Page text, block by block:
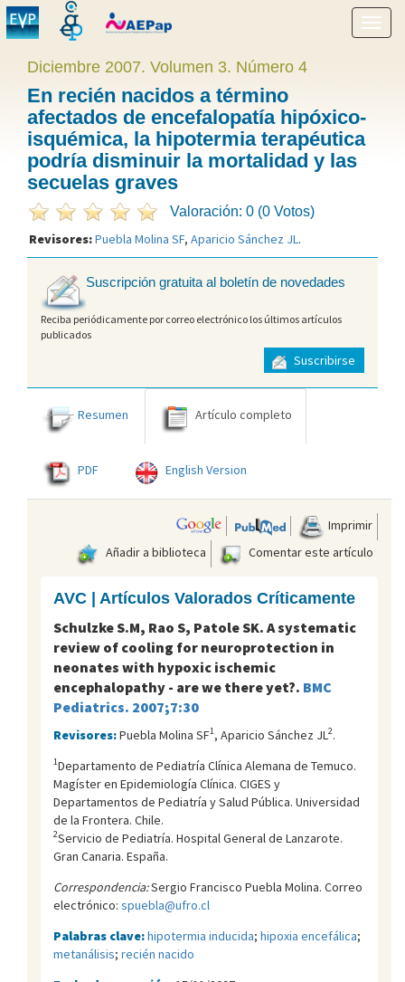
menú
Diciembre 2007. Volumen 3. Número 4
En recién nacidos a término
afectados de encefalopatía hipóxico-
isquémica, la hipotermia terapéutica
podría disminuir la mortalidad y las
secuelas graves
Valoración: 0 (0 Votos)
Revisores:Puebla Molina SF, Aparicio Sánchez JL.
Suscripción gratuita al boletín de novedades
Reciba periódicamente por correo electrónico los últimos artículos
publicados
Suscribirse
Resumen Artículo completo
PDF English Version
Imprimir
Añadir a biblioteca
Comentar este artículo
AVC | Artículos Valorados Críticamente
Schulzke S.M, Rao S, Patole SK. A systematic
review of cooling for neuroprotection in
neonates with hypoxic ischemic
encephalopathy - are we there yet?. BMC
Pediatrics. 2007;7:30
Revisores:Puebla Molina SF1, Aparicio Sánchez JL 2.
1Departamento de Pediatrí­a Clí­nica Alemana de Temuco.
Magí­ster en Epidemiologí­a Clí­nica. CIGES y
Departamentos de Pediatrí­a y Salud Pública. Universidad
de la Frontera. Chile.
2Servicio de Pediatría. Hospital General de Lanzarote.
Gran Canaria. España.
Correspondencia:Sergio Francisco Puebla Molina. Correo
electrónico: spuebla@ufro.cl
Palabras clave:hipotermia inducida; hipoxia encefálica;
metanálisis; recién nacido